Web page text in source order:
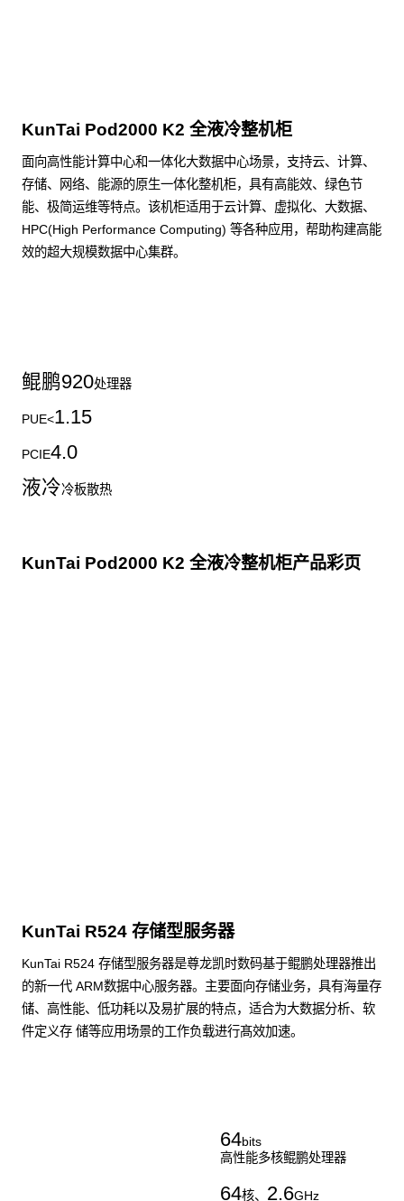
KunTai Pod2000 K2 全液冷整机柜
面向高性能计算中心和一体化大数据中心场景，支持云、计算、
存储、网络、能源的原生一体化整机柜，具有高能效、绿色节
能、极简运维等特点。该机柜适用于云计算、虚拟化、大数据、
HPC(High Performance Computing) 等各种应用，帮助构建高能
效的超大规模数据中心集群。
鲲鹏920处理器
PUE<1.15
PCIE4.0
液冷冷板散热
KunTai Pod2000 K2 全液冷整机柜产品彩页
KunTai R524 存储型服务器
KunTai R524 存储型服务器是尊龙凯时数码基于鲲鹏处理器推出
的新一代 ARM数据中心服务器。主要面向存储业务，具有海量存
储、高性能、低功耗以及易扩展的特点，适合为大数据分析、软
件定义存 储等应用场景的工作负载进行髙效加速。
64bits
高性能多核鲲鹏处理器
64核、 2.6GHz